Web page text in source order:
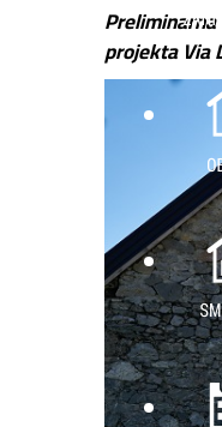
projekta Via